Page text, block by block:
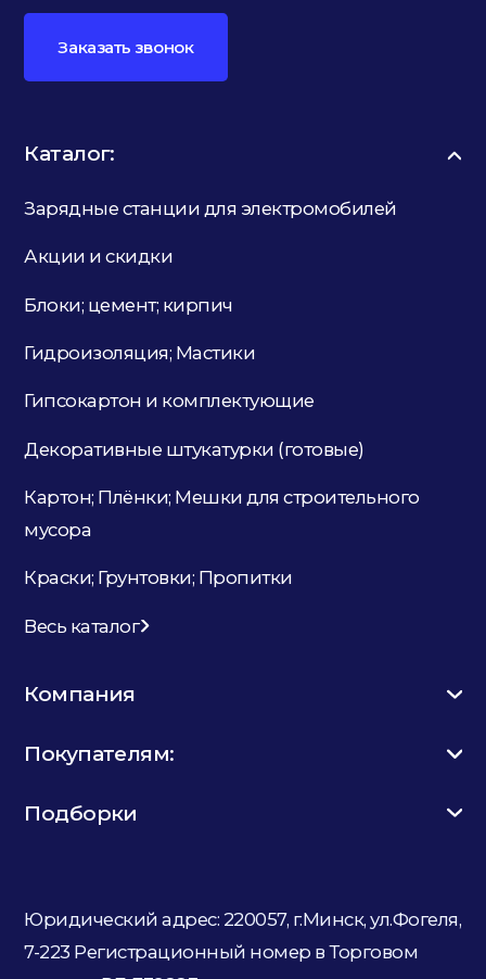
Заказать звонок
Каталог:
Зарядные станции для электромобилей
Акции и скидки
Блоки; цемент; кирпич
Гидроизоляция; Мастики
Гипсокартон и комплектующие
Декоративные штукатурки (готовые)
Картон; Плёнки; Мешки для строительного
мусора
Краски; Грунтовки; Пропитки
Весь каталог
Компания
Покупателям:
Подборки
Юридический адрес: 220057, г.Минск, ул.Фогеля,
7-223 Регистрационный номер в Торговом